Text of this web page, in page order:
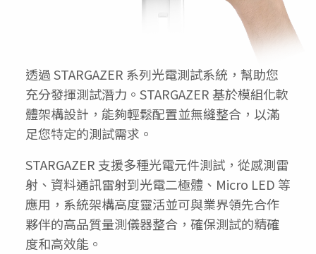
透過 STARGAZER 系列光電測試系統，幫助您
充分發揮測試潛力。STARGAZER 基於模組化軟
體架構設計，能夠輕鬆配置並無縫整合，以滿
足您特定的測試需求。
STARGAZER 支援多種光電元件測試，從感測雷
射、資料通訊雷射到光電二極體、Micro LED 等
應用，系統架構高度靈活並可與業界領先合作
夥伴的高品質量測儀器整合，確保測試的精確
度和高效能。